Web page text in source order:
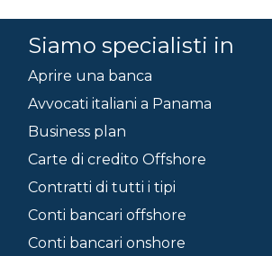
Siamo specialisti in
Aprire una banca
Avvocati italiani a Panama
Business plan
Carte di credito Offshore
Contratti di tutti i tipi
Conti bancari offshore
Conti bancari onshore